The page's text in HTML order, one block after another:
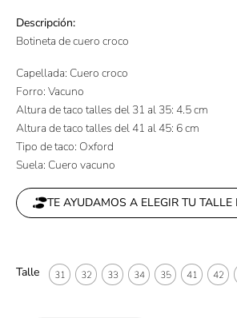
Descripción:
Botineta de cuero croco
Capellada: Cuero croco
Forro: Vacuno
Altura de taco talles del 31 al 35: 4.5 cm
Altura de taco talles del 41 al 45: 6 cm
Tipo de taco: Oxford
Suela: Cuero vacuno
TE AYUDAMOS A ELEGIR TU TALLE
Talle 31 32 33 34 35 41 42